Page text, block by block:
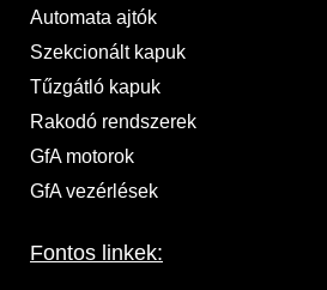
Automata ajtók
Szekcionált kapuk
Tűzgátló kapuk
Rakodó rendszerek
GfA motorok
GfA vezérlések
Fontos linkek: